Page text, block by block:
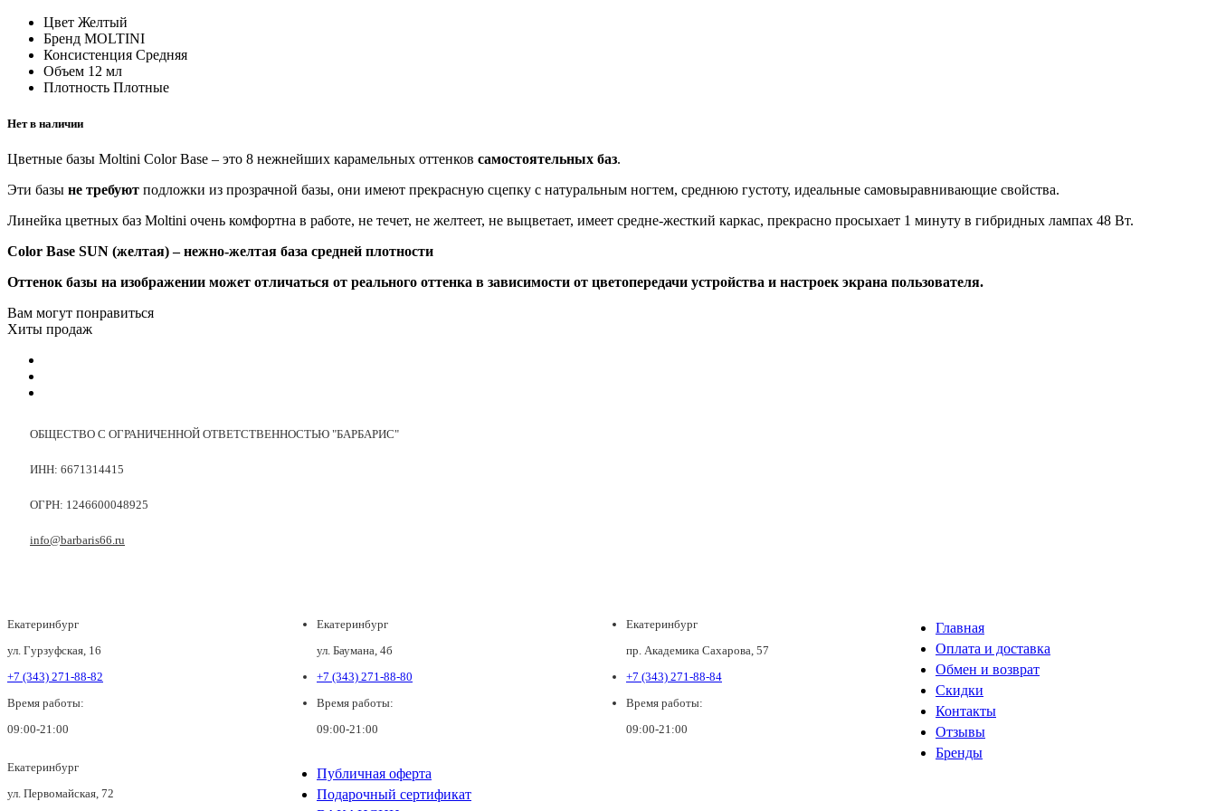
Цвет Желтый
Бренд MOLTINI
Консистенция Средняя
Объем 12 мл
Плотность Плотные
Нет в наличии
Цветные базы Moltini Color Base – это 8 нежнейших карамельных оттенков самостоятельных баз.
Эти базы не требуют подложки из прозрачной базы, они имеют прекрасную сцепку с натуральным ногтем, среднюю густоту, идеальные самовыравнивающие свойства.
Линейка цветных баз Moltini очень комфортна в работе, не течет, не желтеет, не выцветает, имеет средне-жесткий каркас, прекрасно просыхает 1 минуту в гибридных лампах 48 Вт.
Color Base SUN (желтая) – нежно-желтая база средней плотности
Оттенок базы на изображении может отличаться от реального оттенка в зависимости от цветопередачи устройства и настроек экрана пользователя.
Вам могут понравиться
Хиты продаж
ОБЩЕСТВО С ОГРАНИЧЕННОЙ ОТВЕТСТВЕННОСТЬЮ "БАРБАРИС"
ИНН: 6671314415
ОГРН: 1246600048925
info@barbaris66.ru
Екатеринбург
ул. Гурзуфская, 16
+7 (343) 271-88-82
Время работы:
09:00-21:00
Екатеринбург
ул. Баумана, 4б
+7 (343) 271-88-80
Время работы:
09:00-21:00
Екатеринбург
пр. Академика Сахарова, 57
+7 (343) 271-88-84
Время работы:
09:00-21:00
Екатеринбург
ул. Первомайская, 72
Главная
Оплата и доставка
Обмен и возврат
Скидки
Контакты
Отзывы
Бренды
Публичная оферта
Подарочный сертификат